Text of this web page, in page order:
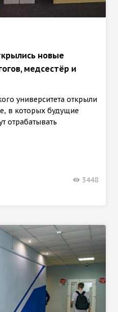
новые
медсестёр и
университета открыли
в которых будущие
отрабатывать
3448